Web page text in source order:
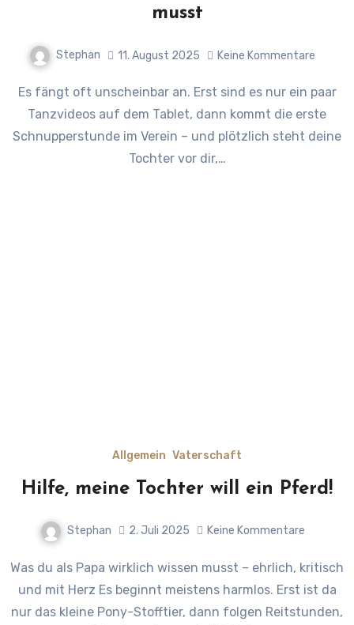
musst
Stephan 11. August 2025 Keine Kommentare
Es fängt oft unscheinbar an. Erst sind es nur ein paar
Tanzvideos auf dem Tablet, dann kommt die erste
Schnupperstunde im Verein – und plötzlich steht deine
Tochter vor dir,…
Allgemein Vaterschaft
Hilfe, meine Tochter will ein Pferd!
Stephan 2. Juli 2025 Keine Kommentare
Was du als Papa wirklich wissen musst – ehrlich, kritisch
und mit Herz Es beginnt meistens harmlos. Erst ist da
nur das kleine Pony-Stofftier, dann folgen Reitstunden,